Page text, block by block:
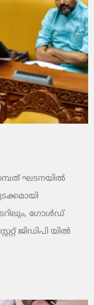
ഘടനയിൽ
ഗോൾഡ്
ജിഡിപി യിൽ